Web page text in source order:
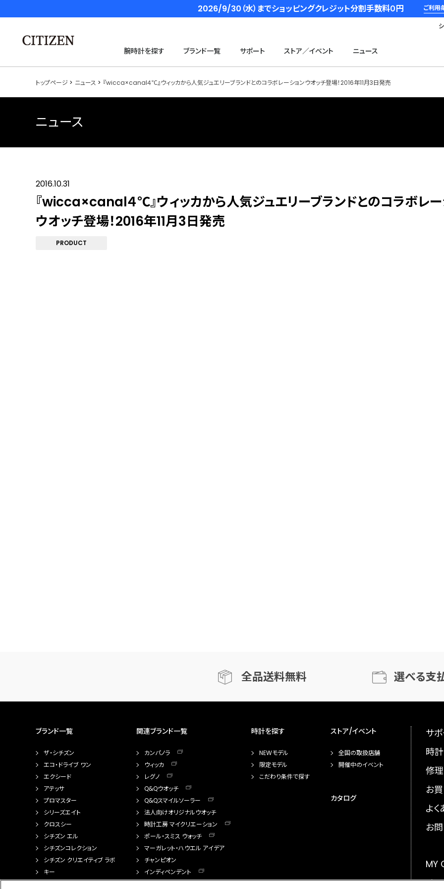
2026/9/30（水）までショッピングクレジット分割手数料０円 ご利用
腕時計を探す ブランド一覧 サポート ストア／イベント ニュース
トップページ ニュース 『wicca×canal４℃』ウィッカから人気ジュエリーブランドとのコラボレーションウオッチ登場！2016年11月3日発売
ニュース
2016.10.31
『wicca×canal４℃』ウィッカから人気ジュエリーブランドとのコラボレー
ウオッチ登場！2016年11月3日発売
PRODUCT
全品送料無料 選べる支
ブランド一覧
ザ・シチズン
エコ・ドライブ ワン
エクシード
アテッサ
プロマスター
シリーズエイト
クロスシー
シチズン エル
シチズンコレクション
シチズン クリエイティブ ラボ
キー
関連ブランド一覧
カンパノラ
ウィッカ
レグノ
Q&Qウオッチ
Q&Qスマイルソーラー
法人向けオリジナルウオッチ
時計工房 マイクリエーション
ポール・スミス ウォッチ
マーガレット・ハウエル アイデア
チャンピオン
インディペンデント
時計を探す
NEWモデル
限定モデル
こだわり条件で探す
ストア/イベント
全国の取扱店舗
開催中のイベント
カタログ
サ
時
修理
お
よ
お
MY
メ